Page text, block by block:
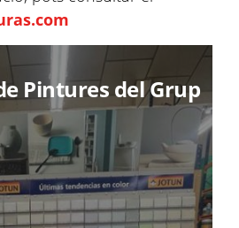
Pintures del Grup